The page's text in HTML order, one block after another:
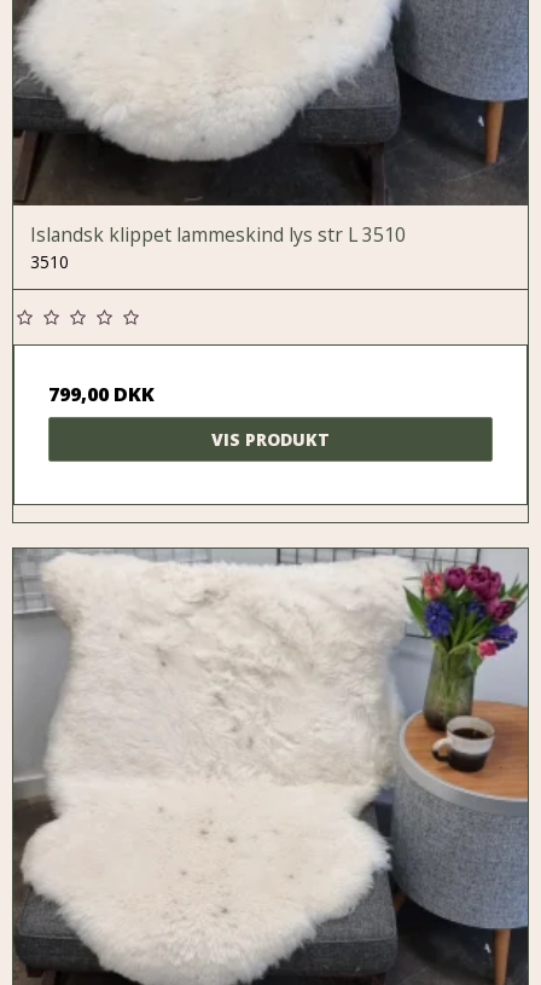
Islandsk klippet lammeskind lys str L 3510
3510
799,00 DKK
VIS PRODUKT